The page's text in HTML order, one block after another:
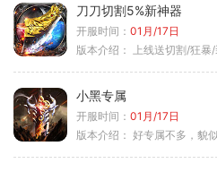
刀刀切割5%新神器
开服时间： 01月/17日
版本介绍：
上线送切割/狂
小黑专属
开服时间： 01月/17日
版本介绍： 好专属不多，貌